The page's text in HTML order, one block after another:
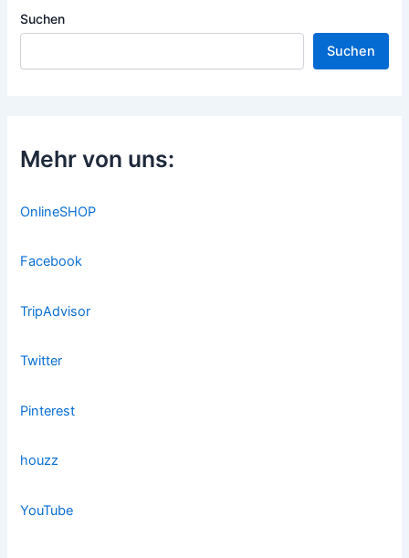
Suchen
Suchen
Mehr von uns:
OnlineSHOP
Facebook
TripAdvisor
Twitter
Pinterest
houzz
YouTube